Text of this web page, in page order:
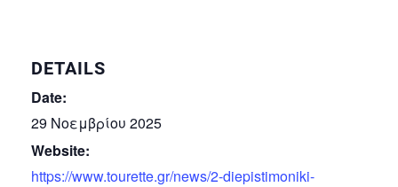
DETAILS
Date:
29 Νοεμβρίου 2025
Website:
https://www.tourette.gr/news/2-diepistimoniki-